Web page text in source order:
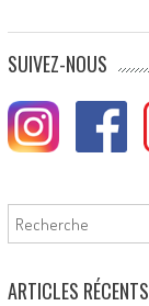
SUIVEZ-NOUS
Rechercher
ARTICLES RÉCENTS